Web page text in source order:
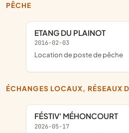
PÊCHE
ETANG DU PLAINOT
2016-02-03
location de poste de pêche
ÉCHANGES LOCAUX, RÉSEAUX
FÉSTIV' MÉHONCOURT
2026-05-17